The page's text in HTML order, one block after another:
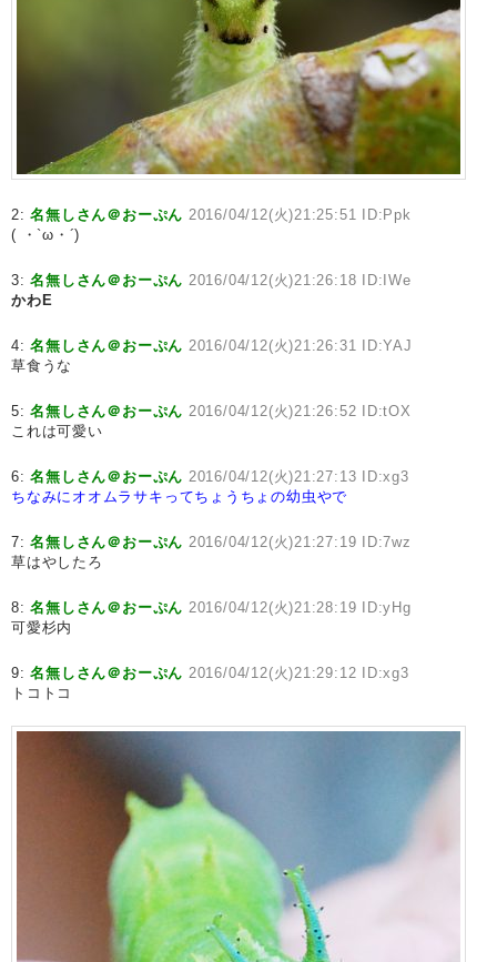
2:名無しさん＠おーぷん 2016/04/12(火)21:25:51 ID:Ppk
( ・`ω・´)
3:名無しさん＠おーぷん 2016/04/12(火)21:26:18 ID:IWe
かわE
4:名無しさん＠おーぷん 2016/04/12(火)21:26:31 ID:YAJ
草食うな
5:名無しさん＠おーぷん 2016/04/12(火)21:26:52 ID:tOX
これは可愛い
6:名無しさん＠おーぷん 2016/04/12(火)21:27:13 ID:xg3
ちなみにオオムラサキってちょうちょの幼虫やで
7:名無しさん＠おーぷん 2016/04/12(火)21:27:19 ID:7wz
草はやしたろ
8:名無しさん＠おーぷん 2016/04/12(火)21:28:19 ID:yHg
可愛杉内
9:名無しさん＠おーぷん 2016/04/12(火)21:29:12 ID:xg3
トコトコ